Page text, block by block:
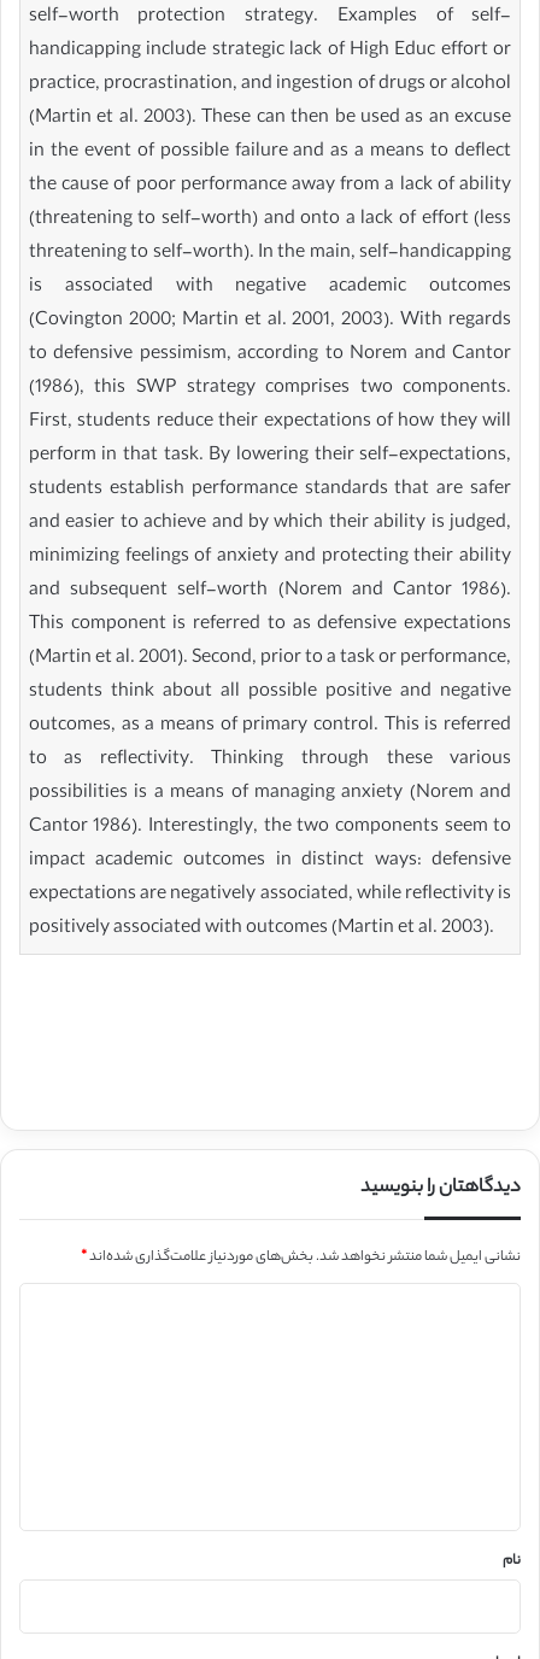
self-worth protection strategy. Examples of self-
handicapping include strategic lack of High Educ effort or
practice, procrastination, and ingestion of drugs or alcohol
(Martin et al. 2003). These can then be used as an excuse
in the event of possible failure and as a means to deflect
the cause of poor performance away from a lack of ability
(threatening to self-worth) and onto a lack of effort (less
threatening to self-worth). In the main, self-handicapping
is associated with negative academic outcomes
(Covington 2000; Martin et al. 2001, 2003). With regards
to defensive pessimism, according to Norem and Cantor
(1986), this SWP strategy comprises two components.
First, students reduce their expectations of how they will
perform in that task. By lowering their self-expectations,
students establish performance standards that are safer
and easier to achieve and by which their ability is judged,
minimizing feelings of anxiety and protecting their ability
and subsequent self-worth (Norem and Cantor 1986).
This component is referred to as defensive expectations
(Martin et al. 2001). Second, prior to a task or performance,
students think about all possible positive and negative
outcomes, as a means of primary control. This is referred
to as reflectivity. Thinking through these various
possibilities is a means of managing anxiety (Norem and
Cantor 1986). Interestingly, the two components seem to
impact academic outcomes in distinct ways: defensive
expectations are negatively associated, while reflectivity is
positively associated with outcomes (Martin et al. 2003).
دیدگاهتان را بنویسید
نشانی ایمیل شما منتشر نخواهد شد.بخش‌های موردنیاز علامت‌گذاری شده‌اند*
نام